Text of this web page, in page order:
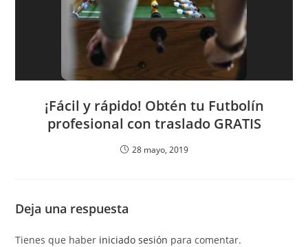
¡Fácil y rápido! Obtén tu Futbolín
profesional con traslado GRATIS
28 mayo, 2019
Deja una respuesta
Tienes que haber iniciado sesión para comentar.